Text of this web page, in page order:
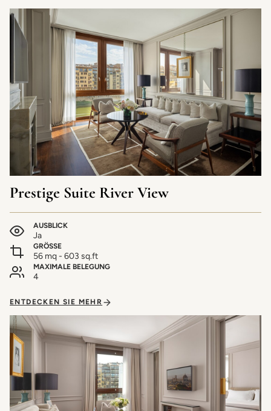
Prestige Suite River View
AUSBLICK
Ja
GRÖSSE
56 mq - 603 sq.ft
MAXIMALE BELEGUNG
4
ENTDECKEN SIE MEHR